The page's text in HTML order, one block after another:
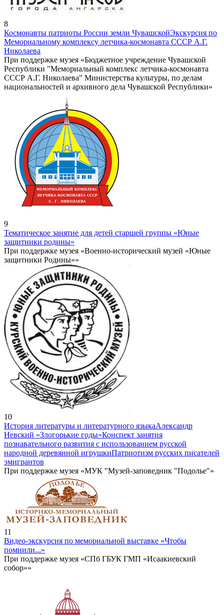
8
Космонавты патриоты России земли ЧувашскойЭкскурсия по
Мемориальному комплексу летчика-космонавта СССР А.Г.
Николаева
При поддержке музея «Бюджетное учреждение Чувашской
Республики "Мемориальный комплекс летчика-космонавта
СССР А.Г. Николаева" Министерства культуры, по делам
национальностей и архивного дела Чувашской Республики»
9
Тематическое занятие для детей старшей группы «Юные
защитники родины»
При поддержке музея «Военно-исторический музей «Юные
защитники Родины»»
10
История литературы и литературного языкаАлександр
Невский «Злогорькие годы»Конспект занятия
познавательного развития с использованием русской
народной деревянной игрушкиПатриотизм русских писателей
эмигрантов
При поддержке музея «МУК "Музей-заповедник "Подолье"»
11
Видео-экскурсия по мемориальной выставке «Чтобы
помнили...»
При поддержке музея «СПб ГБУК ГМП «Исаакиевский
собор»»